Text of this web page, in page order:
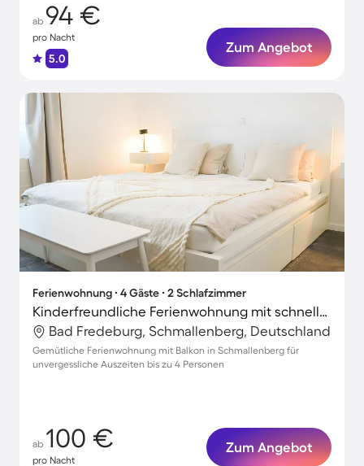
ab 94 €
pro Nacht
5.0
Zum Angebot
Ferienwohnung ∙ 4 Gäste ∙ 2 Schlafzimmer
Kinderfreundliche Ferienwohnung mit schnellem Internet
Bad Fredeburg, Schmallenberg, Deutschland
Gemütliche Ferienwohnung mit Balkon in Schmallenberg für
unvergessliche Auszeiten bis zu 4 Personen
ab 100 €
pro Nacht
Zum Angebot